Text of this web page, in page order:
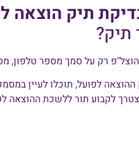
תיק הוצאה
תיק?
רק על סמך מספר טלפון,
לפועל, תוכלו לעיין
לקבוע תור ללשכת ההוצאה